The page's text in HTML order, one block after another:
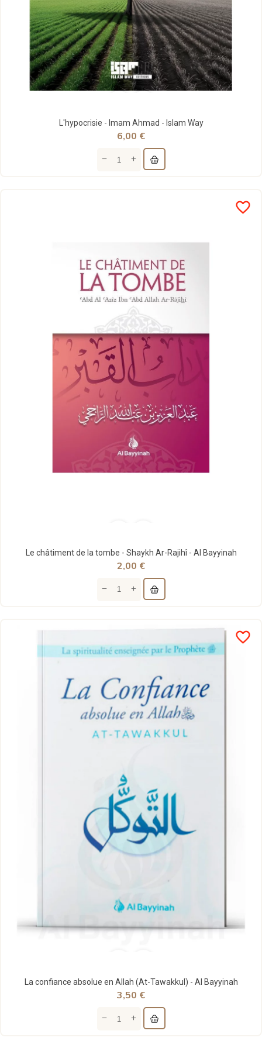
L'hypocrisie - Imam Ahmad - Islam Way
6,00 €
favorite_border
Le châtiment de la tombe - Shaykh Ar-Rajihî - Al Bayyinah
2,00 €
favorite_border
La confiance absolue en Allah (At-Tawakkul) - Al Bayyinah
3,50 €